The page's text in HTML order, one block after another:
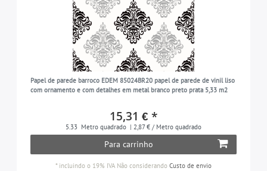
Papel de parede barroco EDEM 85024BR20 papel de parede de vinil liso
com ornamento e com detalhes em metal branco preto prata 5,33 m2
15,31 € *
5.33 Metro quadrado | 2,87 € / Metro quadrado
Para carrinho
* incluindo o 19% IVA Não considerando Custo de envio